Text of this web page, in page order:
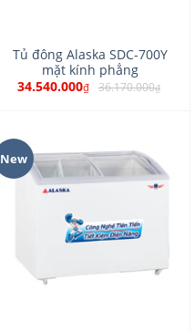
Tủ đông Alaska SDC-700Y
mặt kính phẳng
34.540.000₫ 36.170.000₫
New